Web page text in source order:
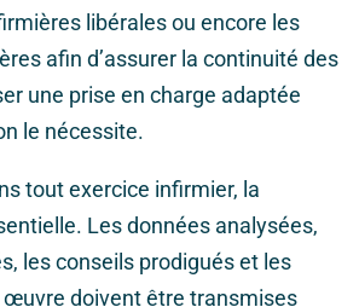
libérales ou encore les
afin d’assurer la continuité des
une prise en charge adaptée
le nécessite.
tout exercice infirmier, la
Les données analysées,
les conseils prodigués et les
œuvre doivent être transmises